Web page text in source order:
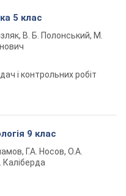
5 клас
В. Б. Полонський, М.
і контрольних робіт
9 клас
Г.А. Носов, О.А.